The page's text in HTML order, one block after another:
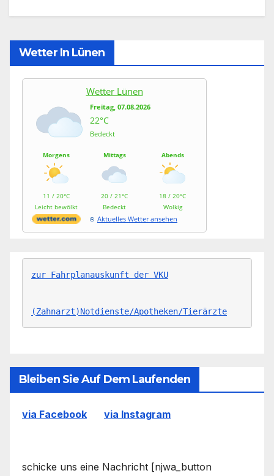
Wetter In Lünen
Wetter Lünen
Freitag, 07.08.2026
22°C
Bedeckt
Morgens
11 / 20°C
Leicht bewölkt
Mittags
20 / 21°C
Bedeckt
Abends
18 / 20°C
Wolkig
Aktuelles Wetter ansehen
zur Fahrplanauskunft der VKU
(Zahnarzt)Notdienste/Apotheken/Tierärzte
Bleiben Sie Auf Dem Laufenden
via Facebook via Instagram
schicke uns eine Nachricht [njwa_button